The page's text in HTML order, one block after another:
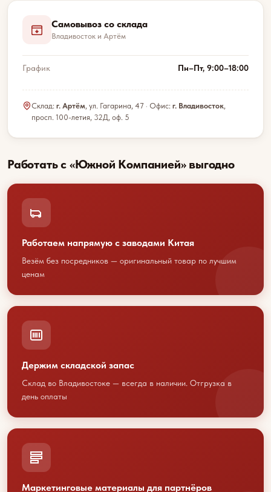
Самовывоз со склада
Владивосток и Артём
График Пн–Пт, 9:00–18:00
Склад: г. Артём, ул. Гагарина, 47 · Офис: г. Владивосток,
просп. 100-летия, 32Д, оф. 5
Работать с «Южной Компанией» выгодно
Работаем напрямую с заводами Китая
Везём без посредников — оригинальный товар по лучшим
ценам
Держим складской запас
Склад во Владивостоке — всегда в наличии. Отгрузка в
день оплаты
Маркетинговые материалы для партнёров
сотрудничество?
Свяжитесь с нами любым
удобным способом
sales@youcofoods.ru
заказов